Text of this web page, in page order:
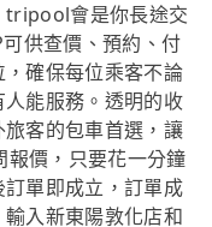
tripool會是你長途交
供查價、預約、付
確保每位乘客不論
能服務。透明的收
客的包車首選，讓
報價，只要花一分鐘
單即成立，訂單成
入新東陽敦化店和